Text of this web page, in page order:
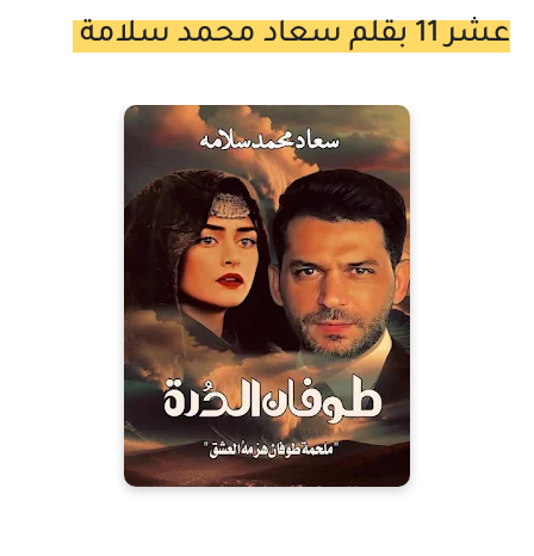
عشر 11 بقلم سعاد محمد سلامة